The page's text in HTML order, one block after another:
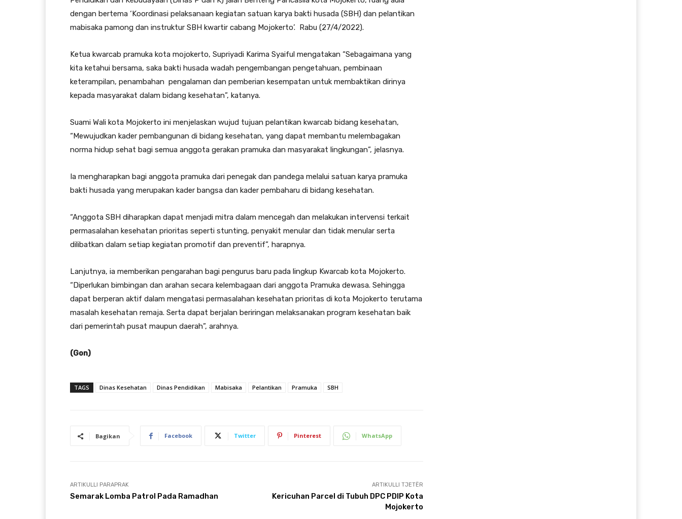
dengan bertema ‘Koordinasi pelaksanaan kegiatan satuan karya bakti husada (SBH) dan pelantikan
mabisaka pamong dan instruktur SBH kwartir cabang Mojokerto’. Rabu (27/4/2022).
Ketua kwarcab pramuka kota mojokerto, Supriyadi Karima Syaiful mengatakan “Sebagaimana yang
kita ketahui bersama, saka bakti husada wadah pengembangan pengetahuan, pembinaan
keterampilan, penambahan pengalaman dan pemberian kesempatan untuk membaktikan dirinya
kepada masyarakat dalam bidang kesehatan”, katanya.
Suami Wali kota Mojokerto ini menjelaskan wujud tujuan pelantikan kwarcab bidang kesehatan,
“Mewujudkan kader pembangunan di bidang kesehatan, yang dapat membantu melembagakan
norma hidup sehat bagi semua anggota gerakan pramuka dan masyarakat lingkungan”, jelasnya.
Ia mengharapkan bagi anggota pramuka dari penegak dan pandega melalui satuan karya pramuka
bakti husada yang merupakan kader bangsa dan kader pembaharu di bidang kesehatan.
“Anggota SBH diharapkan dapat menjadi mitra dalam mencegah dan melakukan intervensi terkait
permasalahan kesehatan prioritas seperti stunting, penyakit menular dan tidak menular serta
dilibatkan dalam setiap kegiatan promotif dan preventif”, harapnya.
Lanjutnya, ia memberikan pengarahan bagi pengurus baru pada lingkup Kwarcab kota Mojokerto.
“Diperlukan bimbingan dan arahan secara kelembagaan dari anggota Pramuka dewasa. Sehingga
dapat berperan aktif dalam mengatasi permasalahan kesehatan prioritas di kota Mojokerto terutama
masalah kesehatan remaja. Serta dapat berjalan beriringan melaksanakan program kesehatan baik
dari pemerintah pusat maupun daerah”, arahnya.
(Gon)
TAGS Dinas Kesehatan Dinas Pendidikan Mabisaka Pelantikan Pramuka SBH
Bagikan Facebook Twitter Pinterest WhatsApp
ARTIKULLI PARAPRAK
Semarak Lomba Patrol Pada Ramadhan
ARTIKULLI TJETËR
Kericuhan Parcel di Tubuh DPC PDIP Kota
Mojokerto